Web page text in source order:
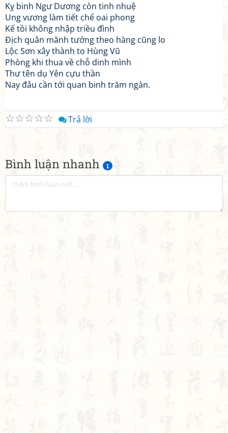
Bình luận nhanh 1
Kỵ binh Ngư Dương còn tinh nhuệ
Ung vương làm tiết chế oai phong
Kế tồi không nhập triều đình
Địch quân mãnh tướng theo hàng cũng lo
Lộc Sơn xây thành to Hùng Vũ
Phòng khi thua về chỗ dinh mình
Thư tên dụ Yên cựu thần
Nay đâu cần tới quan binh trăm ngàn.
☆
☆
☆
☆
☆ Trả lời